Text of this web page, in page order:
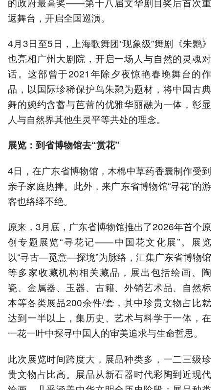
返舞台，开启全国巡演。
4月3日至5日，上海歌舞团“现象级”舞剧《朱鹮》
也亮相广州大剧院，开启一场人与自然的灵魂对
话。这部曾于2021年除夕夜惊艳春晚舞台的作
品，以国际珍稀保护鸟朱鹮为题材，将中国古典
舞的婉约含蓄与芭蕾的优雅华丽融为一体，彰显
人与自然界其他生灵平等共处的理念。
展览：到省博物馆去“赏花”
4日，在广东省博物馆，木棉中草药香囊制作受到
亲子家庭热捧。此外，来广东省博物馆“寻花”的游
客也络绎不绝。
原来，3月底，广东省博物馆推出了2026年首个原
创专题展览“寻花记——中国花文化展”。展览
以“寻古—觅意—探境”为脉络，汇集广东省博物馆
等多家收藏机构相关藏品，展出包括绘画、陶
瓷、金属器、玉器、古籍、外销艺术品、自然标
本等各类展品200余件/套，其中珍贵文物占比就
达到一半以上，集历史、艺术与科学于一体，在
一花一叶中探寻中国人的审美追求与生命哲思。
此次展览时间跨度大，展品种类多，一二三级珍
贵文物占比高。展品从新石器时代彩陶到近现代